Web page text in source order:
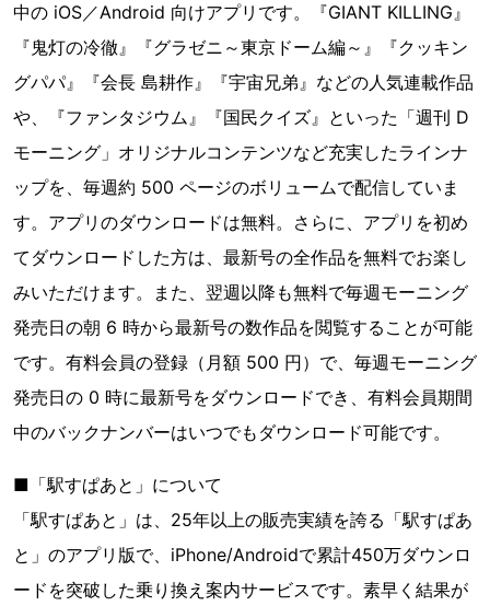
中の iOS／Android 向けアプリです。『GIANT KILLING』
『鬼灯の冷徹』『グラゼニ～東京ドーム編～』『クッキン
グパパ』『会長 島耕作』『宇宙兄弟』などの人気連載作品
や、『ファンタジウム』『国民クイズ』といった「週刊 D
モーニング」オリジナルコンテンツなど充実したラインナ
ップを、毎週約 500 ページのボリュームで配信していま
す。アプリのダウンロードは無料。さらに、アプリを初め
てダウンロードした方は、最新号の全作品を無料でお楽し
みいただけます。また、翌週以降も無料で毎週モーニング
発売日の朝 6 時から最新号の数作品を閲覧することが可能
です。有料会員の登録（月額 500 円）で、毎週モーニング
発売日の 0 時に最新号をダウンロードでき、有料会員期間
中のバックナンバーはいつでもダウンロード可能です。
■「駅すぱあと」について
「駅すぱあと」は、25年以上の販売実績を誇る「駅すぱあ
と」のアプリ版で、iPhone/Androidで累計450万ダウンロ
ードを突破した乗り換え案内サービスです。素早く結果が